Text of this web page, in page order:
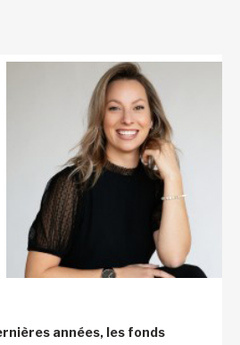
années, les fonds